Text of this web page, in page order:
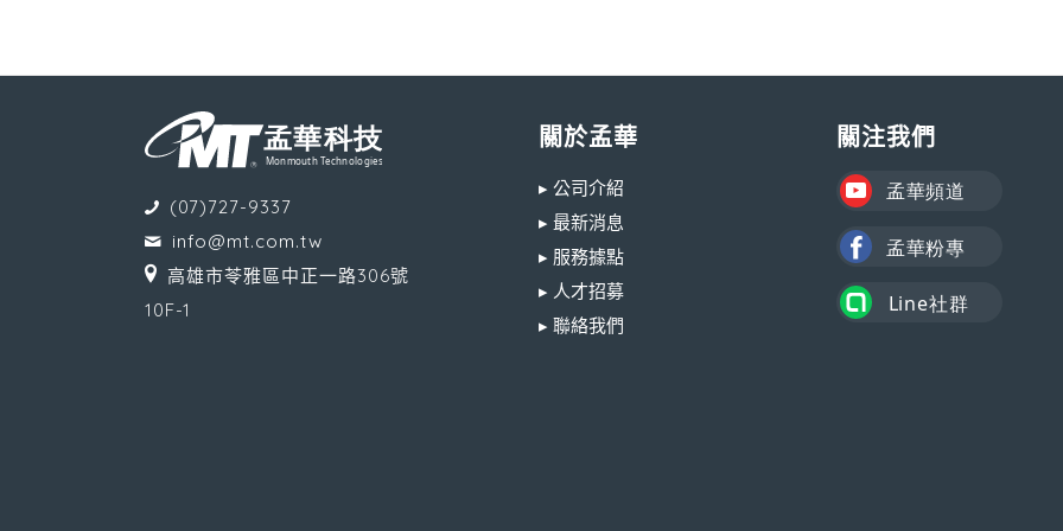
(07)727-9337
info@mt.com.tw
高雄市苓雅區中正一路306號
10F-1
關於孟華
▸ 公司介紹
▸ 最新消息
▸ 服務據點
▸ 人才招募
▸ 聯絡我們
關注我們